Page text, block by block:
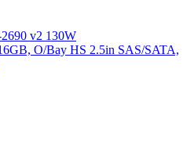
v2 130W
O/Bay HS 2.5in SAS/SATA,